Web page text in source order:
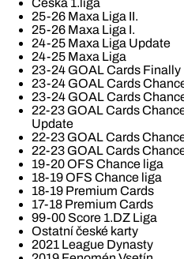
Česká 1.liga
25-26 Maxa Liga II.
25-26 Maxa Liga I.
24-25 Maxa Liga Update
24-25 Maxa Liga
23-24 GOAL Cards Finally
23-24 GOAL Cards
23-24 GOAL Cards
22-23 GOAL Cards
Update
22-23 GOAL Cards
22-23 GOAL Cards
19-20 OFS Chance liga
18-19 OFS Chance liga
18-19 Premium Cards
17-18 Premium Cards
99-00 Score 1.DZ Liga
Ostatní české karty
2021 League Dynasty